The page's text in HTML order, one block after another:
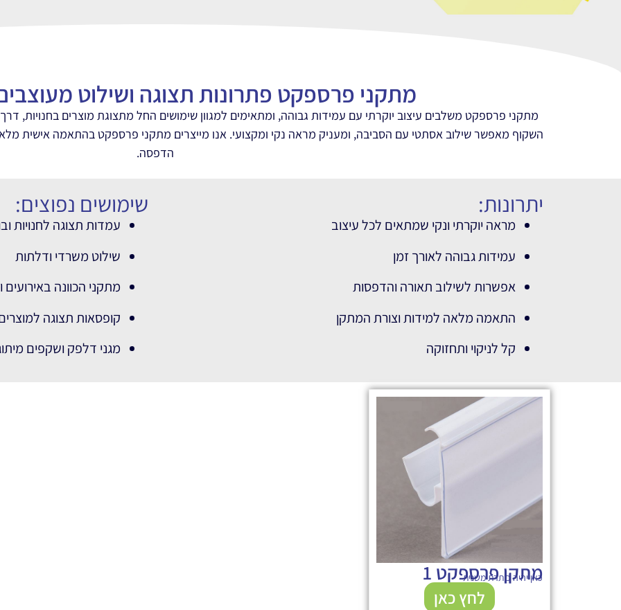
מתקני פרספקט פתרונות תצוגה ושילוט
מתקני פרספקט משלבים עיצוב יוקרתי עם עמידות גבוהה, ומתאימים למגוון שימושים החל מתצוגת מוצרים בחנויות,
השקוף מאפשר שילוב אסתטי עם הסביבה, ומעניק מראה נקי ומקצועי. אנו מייצרים מתקני פרספקט בהתאמה אישית
הדפסה.
יתרונות:
מראה יוקרתי ונקי שמתאים לכל עיצוב
עמידות גבוהה לאורך זמן
אפשרות לשילוב תאורה והדפסות
התאמה מלאה למידות וצורת המתקן
קל לניקוי ותחזוקה
שימושים נפוצים:
עמדות תצוגה לחנויות
שילוט משרדי ודלתות
מתקני הכוונה באירועים
קופסאות תצוגה
מגני דלפק ושקפים
מתקן פרספקט 1
כאן יהיה כותרת משנית
לחץ כאן